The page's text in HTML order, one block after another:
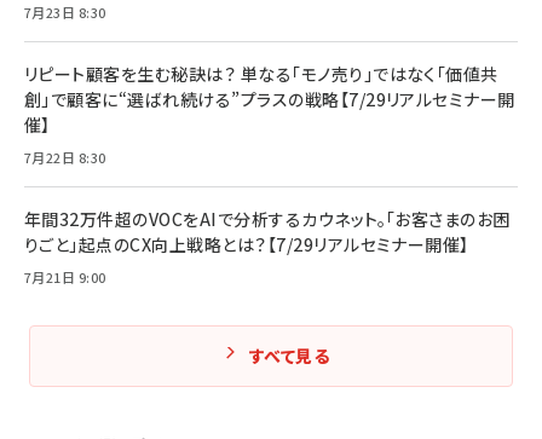
7月23日 8:30
リピート顧客を生む秘訣は？ 単なる「モノ売り」ではなく「価値共
創」で顧客に“選ばれ続ける”プラスの戦略【7/29リアルセミナー開
催】
7月22日 8:30
年間32万件超のVOCをAIで分析するカウネット。「お客さまのお困
りごと」起点のCX向上戦略とは？【7/29リアルセミナー開催】
7月21日 9:00
すべて見る